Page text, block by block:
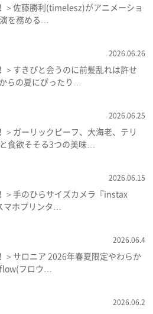
＞佐藤勝利(timelesz)がアニメーショ
を務める…
2026.06.26
＞すきぴと会うのに前髪乱れは許せ
らの夏にぴったり…
2026.06.25
＞ガーリックビーフ、大海老、テリ
食欲そそる3つの美味…
2026.06.15
＞手のひらサイズカメラ『instax
ホプリンタ…
2026.06.4
＞サロニア 2026年春夏限定やわらか
フロウ…
2026.06.2